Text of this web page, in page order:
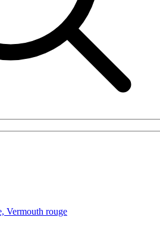
Vermouth rouge